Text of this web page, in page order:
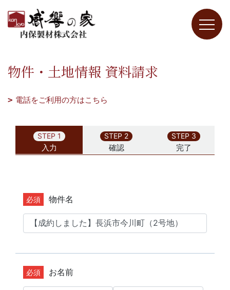
物件・土地情報 資料請求
電話をご利用の方はこちら